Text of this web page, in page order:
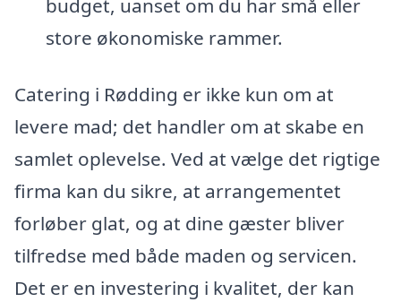
store økonomiske rammer.
Catering i Rødding er ikke kun om at
levere mad; det handler om at skabe en
samlet oplevelse. Ved at vælge det rigtige
firma kan du sikre, at arrangementet
forløber glat, og at dine gæster bliver
tilfredse med både maden og servicen.
Det er en investering i kvalitet, der kan